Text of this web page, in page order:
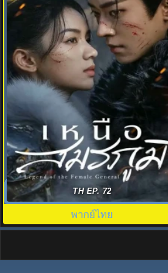
เหนือสมรภูมิ (2025) Legend of The
Female General พากย์ไทย
TH EP. 72
พากย์ไทย